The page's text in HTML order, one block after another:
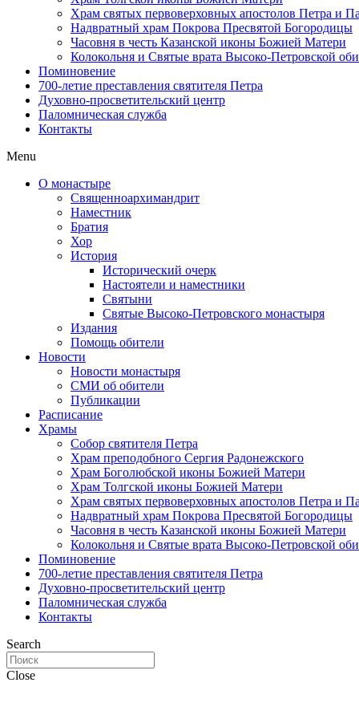
Храм святых первоверховных апостолов Петра и
Надвратный храм Покрова Пресвятой Богородицы
Часовня в честь Казанской иконы Божией Матери
Колокольня и Святые врата Высоко-Петровской
Поминовение
700-летие преставления святителя Петра
Духовно-просветительский центр
Паломническая служба
Контакты
Menu
О монастыре
Священноархимандрит
Наместник
Братия
Хор
История
Исторический очерк
Настоятели и наместники
Святыни
Святые Высоко-Петровского монастыря
Издания
Помощь обители
Новости
Новости монастыря
СМИ об обители
Публикации
Расписание
Храмы
Собор святителя Петра
Храм преподобного Сергия Радонежского
Храм Боголюбской иконы Божией Матери
Храм Толгской иконы Божией Матери
Храм святых первоверховных апостолов Петра и
Надвратный храм Покрова Пресвятой Богородицы
Часовня в честь Казанской иконы Божией Матери
Колокольня и Святые врата Высоко-Петровской
Поминовение
700-летие преставления святителя Петра
Духовно-просветительский центр
Паломническая служба
Контакты
Search
Close